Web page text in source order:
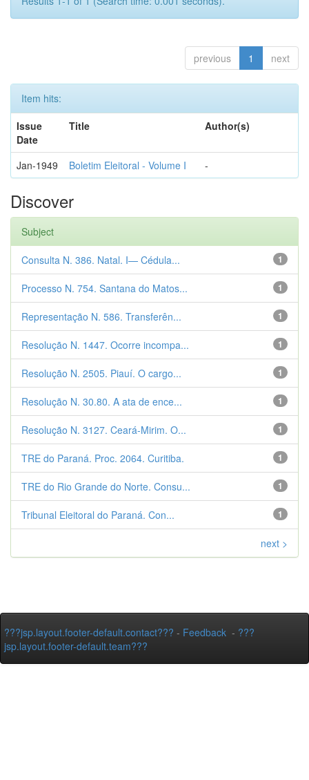
previous 1 next
Item hits:
Issue
Date
Title Author(s)
Jan-1949 Boletim Eleitoral - Volume I -
Discover
Subject
1
Consulta N. 386. Natal. I— Cédula...
1
Processo N. 754. Santana do Matos...
1
Representação N. 586. Transferên...
1
Resolução N. 1447. Ocorre incompa...
1
Resolução N. 2505. Piauí. O cargo...
1
Resolução N. 30.80. A ata de ence...
1
Resolução N. 3127. Ceará-Mirim. O...
1
TRE do Paraná. Proc. 2064. Curitiba.
1
TRE do Rio Grande do Norte. Consu...
1
Tribunal Eleitoral do Paraná. Con...
next >
???jsp.layout.footer-default.contact??? - Feedback - ???
jsp.layout.footer-default.team???